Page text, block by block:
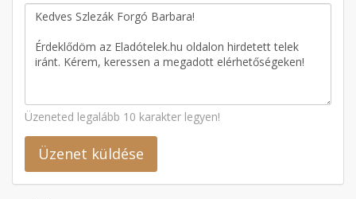
Üzeneted legalább 10 karakter legyen!
Üzenet küldése